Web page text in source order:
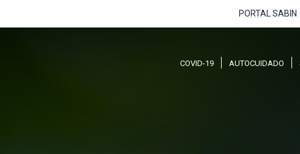
PORTAL SABIN
COVID-19 AUTOCUIDADO